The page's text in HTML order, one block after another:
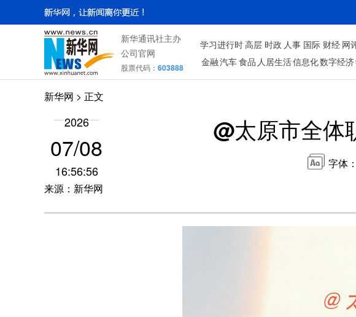
新华通讯社主办
公司官网
股票代码： 603888
学习进行时高层 时政 人事 国际 财经 网
金融汽车食品 人居生活信息化数字经济
新华网 > 正文
2026
07/08
16:56:56
来源：新华网
@太原市全体
字体：